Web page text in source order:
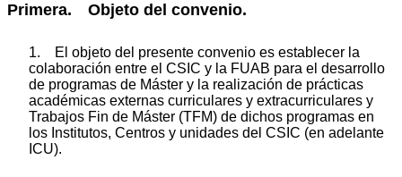
Primera. Objeto del convenio.
1. El objeto del presente convenio es establecer la
colaboración entre el CSIC y la FUAB para el desarrollo
de programas de Máster y la realización de prácticas
académicas externas curriculares y extracurriculares y
Trabajos Fin de Máster (TFM) de dichos programas en
los Institutos, Centros y unidades del CSIC (en adelante
ICU).